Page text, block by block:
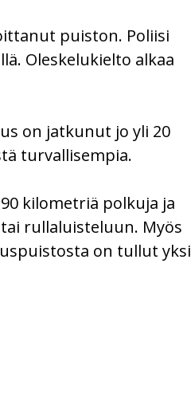
puiston. Poliisi
Oleskelukielto alkaa
on jatkunut jo yli 20
turvallisempia.
kilometriä polkuja ja
rullaluisteluun. Myös
on tullut yksi